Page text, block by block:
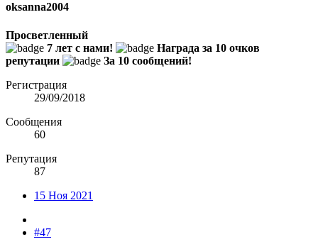
oksanna2004
Просветленный
7 лет с нами!
Награда за 10 очков
репутации
За 10 сообщений!
Регистрация
29/09/2018
Сообщения
60
Репутация
87
15 Ноя 2021
#47